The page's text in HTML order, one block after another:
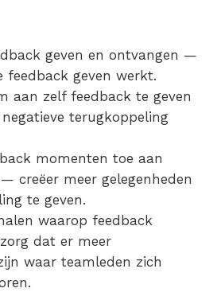
geven en ontvangen —
feedback geven werkt.
aan zelf feedback te geven
terugkoppeling
momenten toe aan
creëer meer gelegenheden
te geven.
waarop feedback
dat er meer
waar teamleden zich